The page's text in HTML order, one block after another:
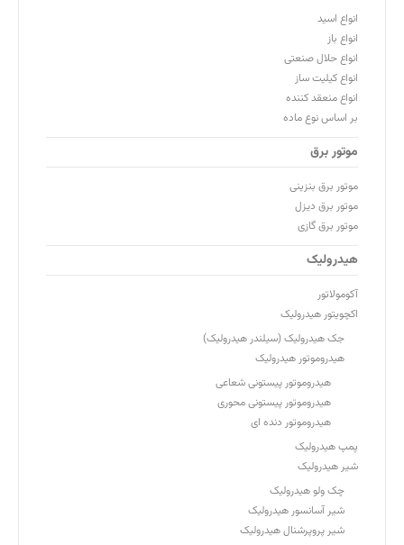
انواع اسید
انواع باز
انواع حلال صنعتی
انواع کیلیت ساز
انواع منعقد کننده
بر اساس نوع ماده
موتور برق
موتور برق بنزینی
موتور برق دیزل
موتور برق گازی
هیدرولیک
آکومولاتور
اکچویتور هیدرولیک
جک هیدرولیک (سیلندر هیدرولیک)
هیدروموتور هیدرولیک
هیدروموتور پیستونی شعاعی
هیدروموتور پیستونی محوری
هیدروموتور دنده ای
پمپ هیدرولیک
شیر هیدرولیک
چک ولو هیدرولیک
شیر آسانسور هیدرولیک
شیر پروپرشنال هیدرولیک